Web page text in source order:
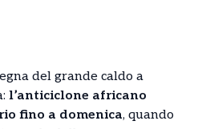
del grande caldo a
l’anticiclone africano
fino a domenica, quando